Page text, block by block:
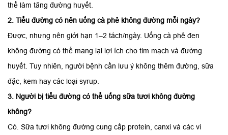
thể làm tăng đường huyết.
2. Tiểu đường có nên uống cà phê không đường mỗi ngày?
Được, nhưng nên giới hạn 1–2 tách/ngày. Uống cà phê đen
không đường có thể mang lại lợi ích cho tim mạch và đường
huyết. Tuy nhiên, người bệnh cần lưu ý không thêm đường, sữa
đặc, kem hay các loại syrup.
3. Người bị tiểu đường có thể uống sữa tươi không đường
không?
Có. Sữa tươi không đường cung cấp protein, canxi và các vi